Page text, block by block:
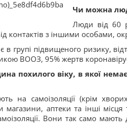
Чи можна
Люди від 60
контактів з іншими особами,
в групі підвищеного ризику,
ВООЗ, 95% жертв
похилого віку, в якої
на самоізоляції (крім
магазини, аптеки та інші
Вони так само